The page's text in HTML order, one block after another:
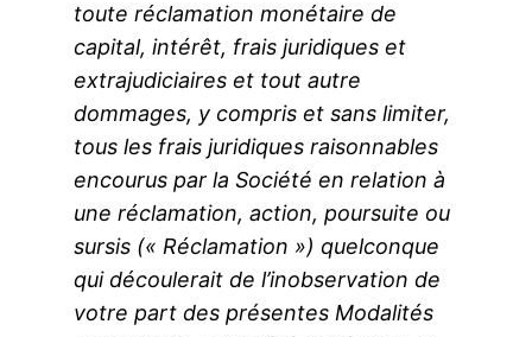
toute réclamation monétaire de
capital, intérêt, frais juridiques et
extrajudiciaires et tout autre
dommages, y compris et sans limiter,
tous les frais juridiques raisonnables
encourus par la Société en relation à
une réclamation, action, poursuite ou
sursis (« Réclamation ») quelconque
qui découlerait de l’inobservation de
votre part des présentes Modalités